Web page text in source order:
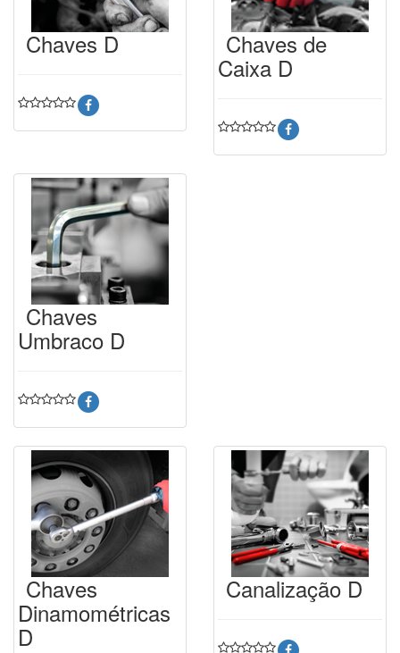
Chaves D Chaves de
Caixa D
Chaves
Umbraco D
Chaves
Dinamométricas
D
Canalização D